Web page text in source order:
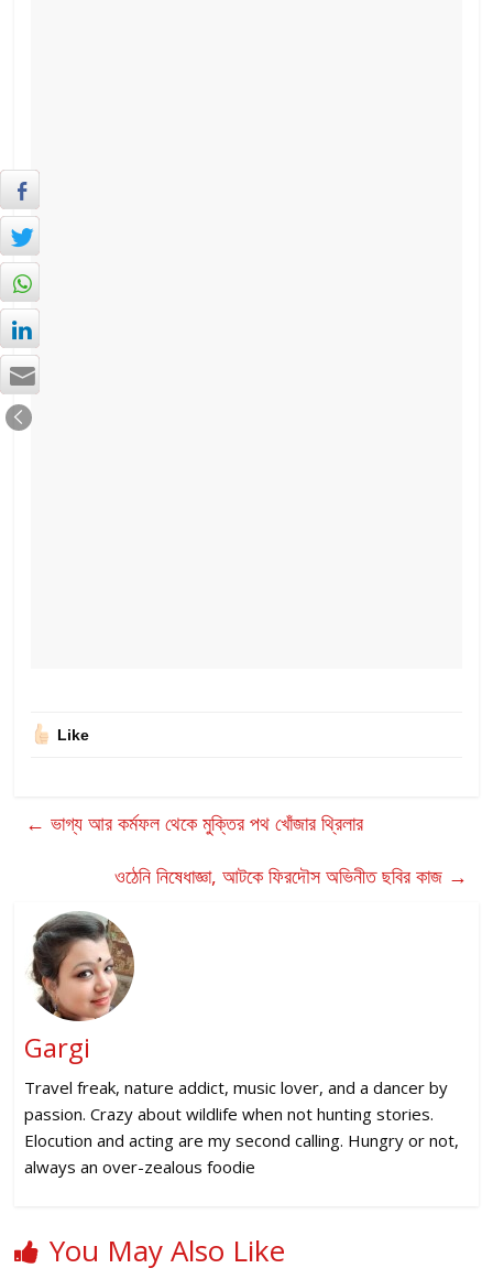
Like
← ভাগ্য আর কর্মফল থেকে মুক্তির পথ খোঁজার থ্রিলার
ওঠেনি নিষেধাজ্ঞা, আটকে ফিরদৌস অভিনীত ছবির কাজ →
Gargi
Travel freak, nature addict, music lover, and a dancer by
passion. Crazy about wildlife when not hunting stories.
Elocution and acting are my second calling. Hungry or not,
always an over-zealous foodie
You May Also Like